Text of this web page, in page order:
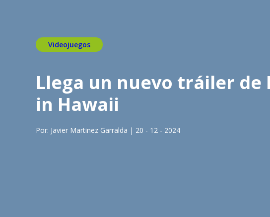
Videojuegos
Llega un nuevo tráiler de
in Hawaii
Por: Javier Martinez Garralda | 20 - 12 - 2024